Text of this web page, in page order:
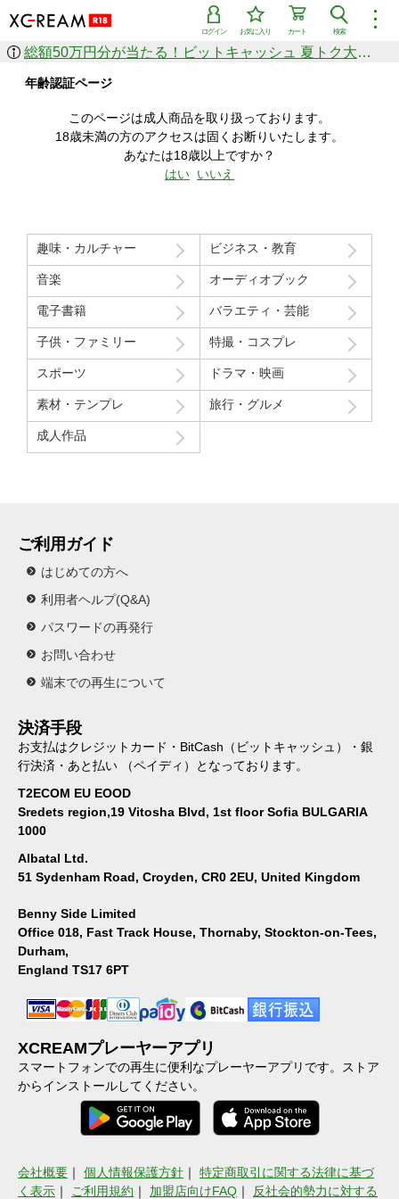
︙
検索
カート
お気に入り
ログイン
作品を探す
ジャンル
シリーズ
人気のセール中商品
新着セール中商品
すべての作品から探す
価格の安い順
価格の高い順
月間ランキング
年間ランキング
総額50万円分が当たる！ビットキャッシュ 夏トク大感謝祭
年齢認証ページ
このページは成人商品を取り扱っております。
18歳未満の方のアクセスは固くお断りいたします。
あなたは18歳以上ですか？
はい いいえ
趣味・カルチャー ビジネス・教育
音楽 オーディオブック
電子書籍 バラエティ・芸能
子供・ファミリー 特撮・コスプレ
スポーツ ドラマ・映画
素材・テンプレ 旅行・グルメ
成人作品
ご利用ガイド
はじめての方へ
利用者ヘルプ(Q&A)
パスワードの再発行
お問い合わせ
端末での再生について
決済手段
お支払はクレジットカード・BitCash（ビットキャッシュ）・銀
行決済・あと払い （ペイディ）となっております。
T2ECOM EU EOOD
Sredets region,19 Vitosha Blvd, 1st floor Sofia BULGARIA
1000
Albatal Ltd.
51 Sydenham Road, Croyden, CR0 2EU, United Kingdom
Benny Side Limited
Office 018, Fast Track House, Thornaby, Stockton-on-Tees,
Durham,
England TS17 6PT
XCREAMプレーヤーアプリ
スマートフォンでの再生に便利なプレーヤーアプリです。ストア
からインストールしてください。
会社概要 ｜ 個人情報保護方針 ｜ 特定商取引に関する法律に基づ
く表示 ｜ ご利用規約 ｜ 加盟店向けFAQ ｜ 反社会的勢力に対する